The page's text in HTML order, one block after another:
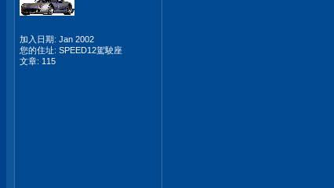
加入日期: Jan 2002
您的住址: SPEED12駕駛座
文章: 115